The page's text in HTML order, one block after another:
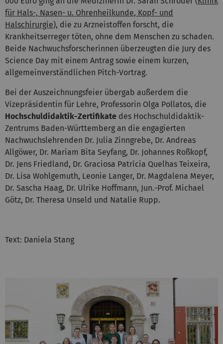
für Hals-, Nasen- u. Ohrenheilkunde, Kopf- und
Halschirurgie), die zu Arzneistoffen forscht, die
Krankheitserreger töten, ohne dem Menschen zu schaden.
Beide Nachwuchsforscherinnen überzeugten die Jury des
Science Day mit einem Antrag sowie einem kurzen,
allgemeinverständlichen Pitch-Vortrag.
Bei der Auszeichnungsfeier übergab außerdem die
Vizepräsidentin für Lehre, Professorin Olga Pollatos, die
Hochschuldidaktik-Zertifikate des Hochschuldidaktik-
Zentrums Baden-Württemberg an die engagierten
Nachwuchslehrenden Dr. Julia Zinngrebe, Dr. Andreas
Allgöwer, Dr. Mariam Bita Seyfang, Dr. Johannes Roßkopf,
Dr. Jens Friedland, Dr. Graciosa Patrícia Quelhas Teixeira,
Dr. Lisa Wohlgemuth, Leonie Langer, Dr. Magdalena Meyer,
Dr. Sascha Haag, Dr. Ulrike Hoffmann, Jun.-Prof. Michael
Götz, Dr. Theresa Unseld und Natalie Rupp.
Text: Daniela Stang